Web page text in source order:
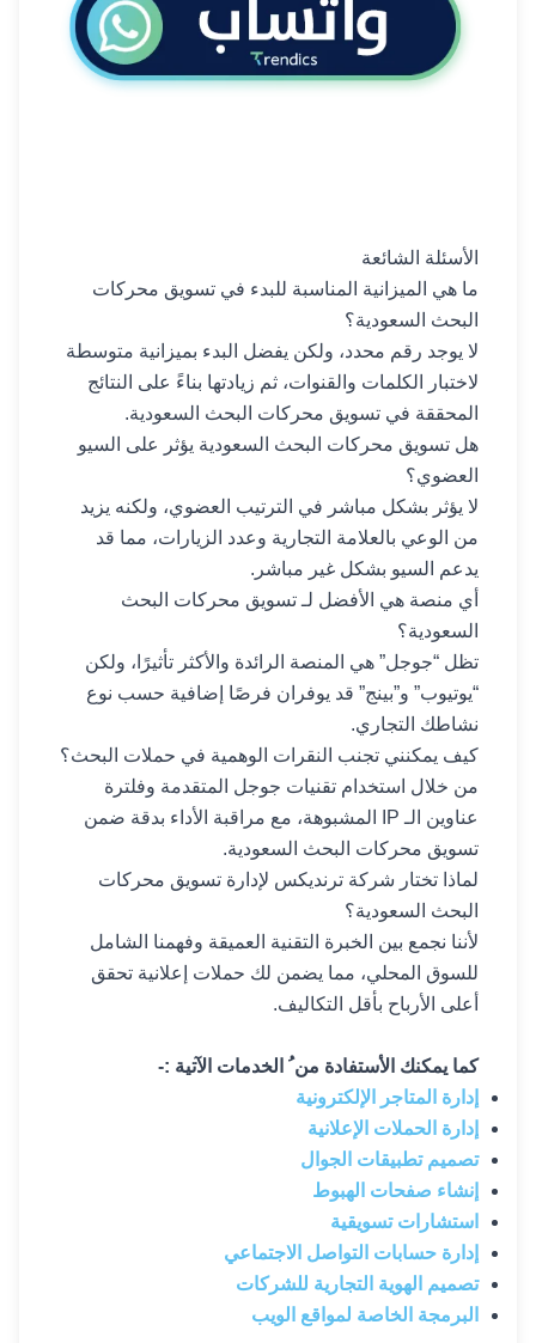
الأسئلة الشائعة
ما هي الميزانية المناسبة للبدء في تسويق محركات
البحث السعودية؟
لا يوجد رقم محدد، ولكن يفضل البدء بميزانية متوسطة
لاختبار الكلمات والقنوات، ثم زيادتها بناءً على النتائج
المحققة في تسويق محركات البحث السعودية.
هل تسويق محركات البحث السعودية يؤثر على السيو
العضوي؟
لا يؤثر بشكل مباشر في الترتيب العضوي، ولكنه يزيد
من الوعي بالعلامة التجارية وعدد الزيارات، مما قد
يدعم السيو بشكل غير مباشر.
أي منصة هي الأفضل لـ تسويق محركات البحث
السعودية؟
تظل “جوجل” هي المنصة الرائدة والأكثر تأثيرًا، ولكن
“يوتيوب” و”بينج” قد يوفران فرصًا إضافية حسب نوع
نشاطك التجاري.
كيف يمكنني تجنب النقرات الوهمية في حملات البحث؟
من خلال استخدام تقنيات جوجل المتقدمة وفلترة
عناوين الـ IP المشبوهة، مع مراقبة الأداء بدقة ضمن
تسويق محركات البحث السعودية.
لماذا تختار شركة ترنديكس لإدارة تسويق محركات
البحث السعودية؟
لأننا نجمع بين الخبرة التقنية العميقة وفهمنا الشامل
للسوق المحلي، مما يضمن لك حملات إعلانية تحقق
أعلى الأرباح بأقل التكاليف.
كما يمكنك الأستفادة من ُ الخدمات الآتية :-
إدارة المتاجر الإلكترونية
إدارة الحملات الإعلانية
تصميم تطبيقات الجوال
إنشاء صفحات الهبوط
استشارات تسويقية
إدارة حسابات التواصل الاجتماعي
تصميم الهوية التجارية للشركات
البرمجة الخاصة لمواقع الويب